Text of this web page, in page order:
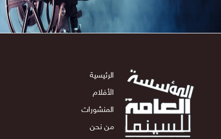
الرئيسية
الأفلام
المنشورات
من نحن